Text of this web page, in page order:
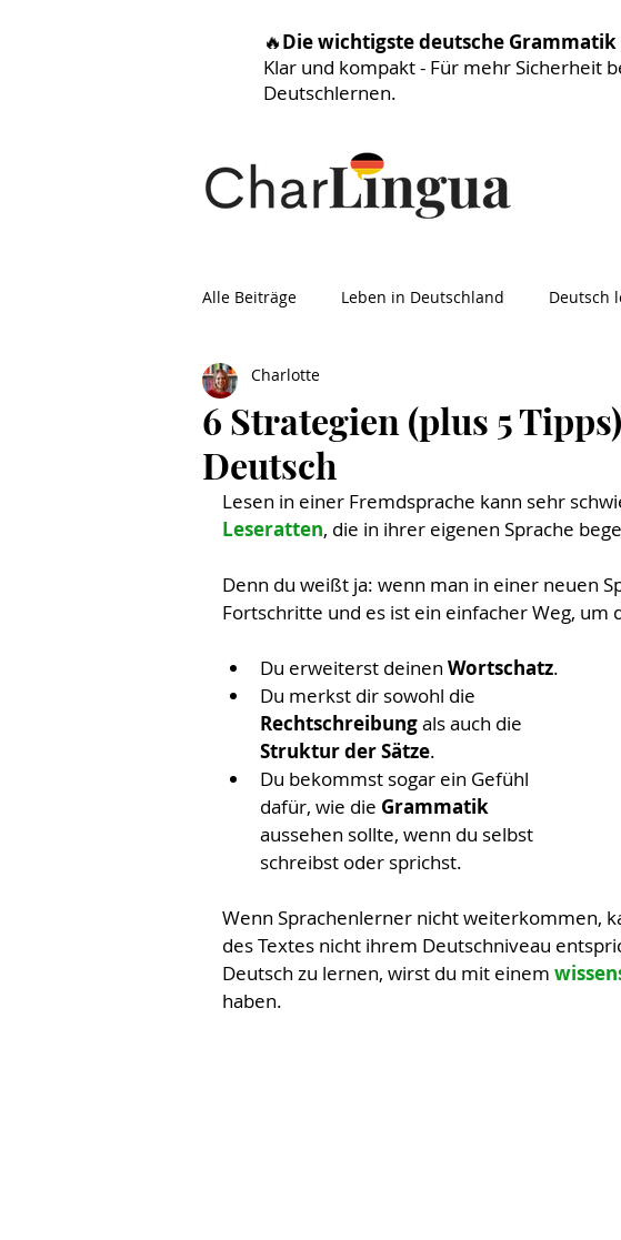
🔥Die wichtigste deutsche Grammatik
Klar und kompakt - Für mehr Sicherheit
Deutschlernen.
Alle Beiträge Leben in Deutschland Deutsch
6 Strategien (plus 5
Deutsch
Charlotte
Lesen in einer Fremdsprache kann sehr
Leseratten, die in ihrer eigenen Sprache
Denn du weißt ja: wenn man in einer neuen
Fortschritte und es ist ein einfacher Weg, um
Du erweiterst deinen Wortschatz.
Du merkst dir sowohl die
Rechtschreibung als auch die
Struktur der Sätze.
Du bekommst sogar ein Gefühl
dafür, wie die Grammatik
aussehen sollte, wenn du selbst
schreibst oder sprichst.
Wenn Sprachenlerner nicht weiterkommen,
des Textes nicht ihrem Deutschniveau
Deutsch zu lernen, wirst du mit einem
haben.